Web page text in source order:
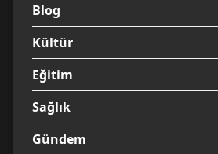
Blog
Kültür
Eğitim
Sağlık
Gündem